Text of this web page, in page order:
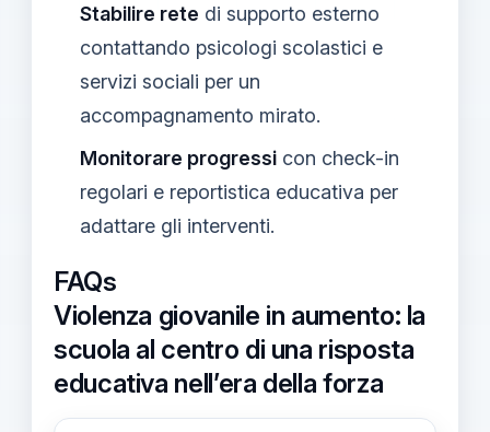
Stabilire rete di supporto esterno
contattando psicologi scolastici e
servizi sociali per un
accompagnamento mirato.
Monitorare progressi con check-in
regolari e reportistica educativa per
adattare gli interventi.
FAQs
Violenza giovanile in aumento: la
scuola al centro di una risposta
educativa nell’era della forza